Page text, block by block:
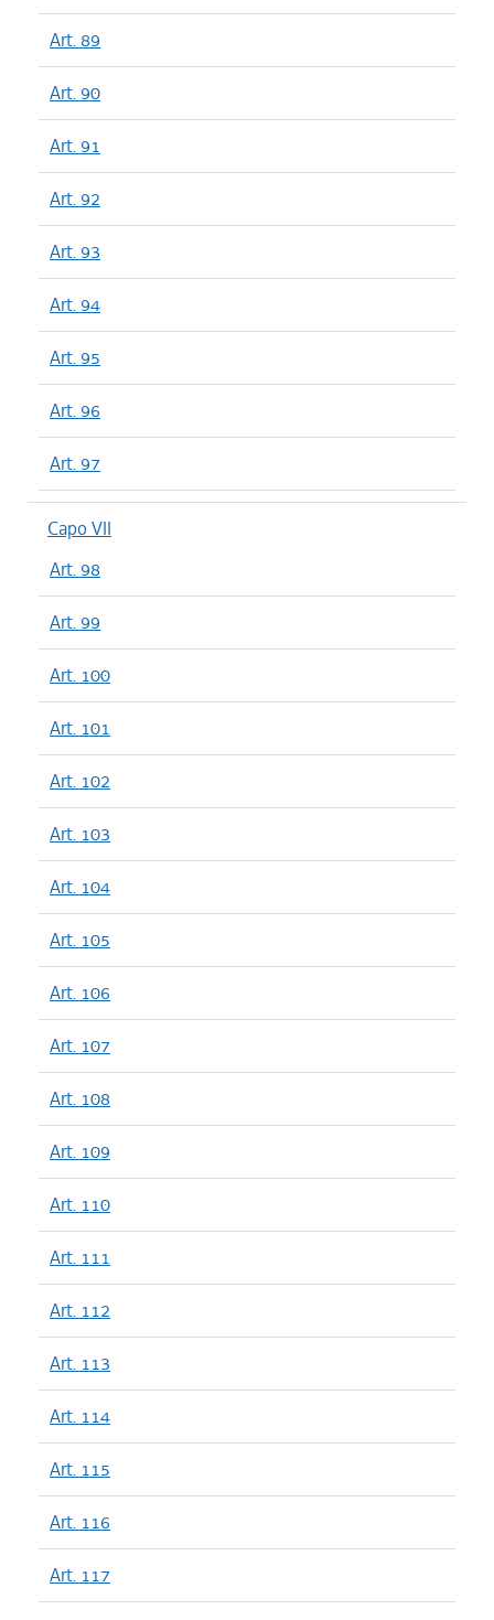
Art. 89
Art. 90
Art. 91
Art. 92
Art. 93
Art. 94
Art. 95
Art. 96
Art. 97
Capo VII
Art. 98
Art. 99
Art. 100
Art. 101
Art. 102
Art. 103
Art. 104
Art. 105
Art. 106
Art. 107
Art. 108
Art. 109
Art. 110
Art. 111
Art. 112
Art. 113
Art. 114
Art. 115
Art. 116
Art. 117